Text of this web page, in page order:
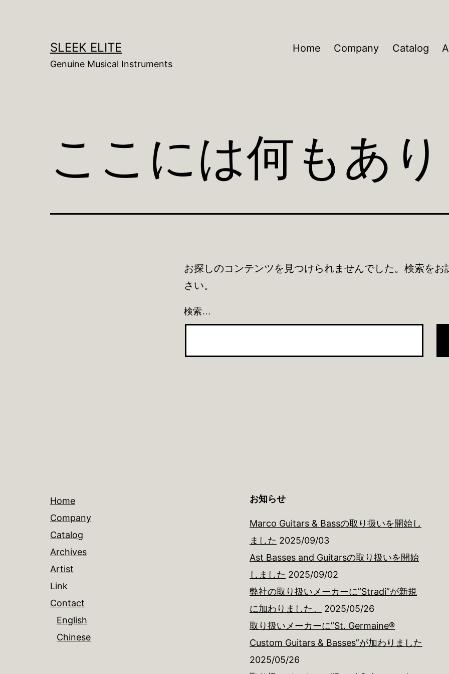
SLEEK ELITE
Genuine Musical Instruments
Home Company Catalog
ここには何もあ
お探しのコンテンツを見つけられませんでした。検索をお
さい。
検索…
Home
Company
Catalog
Archives
Artist
Link
Contact
English
Chinese
お知らせ
Marco Guitars & Bassの取り扱いを開始し
ました 2025/09/03
Ast Basses and Guitarsの取り扱いを開始
しました 2025/09/02
弊社の取り扱いメーカーに”Stradi”が新規
に加わりました。
2025/05/26
取り扱いメーカーに”St. Germaine®
Custom Guitars & Basses”が加わりました
2025/05/26